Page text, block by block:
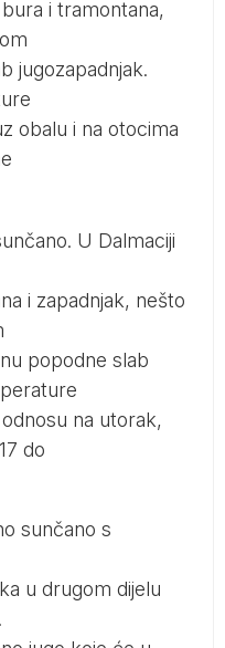
i tramontana,
jugozapadnjak.
obalu i na otocima
U Dalmaciji
i zapadnjak, nešto
popodne slab
na utorak,
do
sunčano s
u drugom dijelu